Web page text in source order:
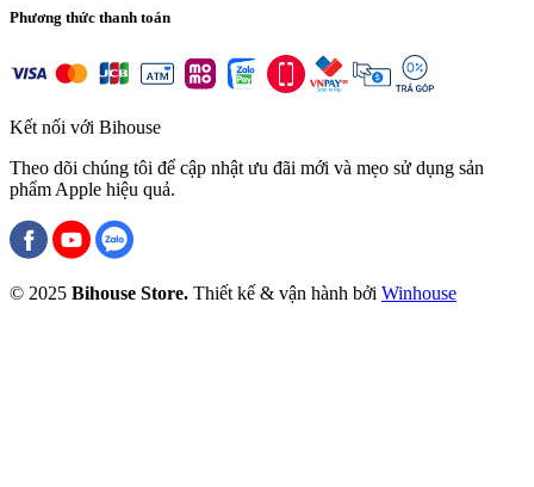
Phương thức thanh toán
Kết nối với Bihouse
Theo dõi chúng tôi để cập nhật ưu đãi mới và mẹo sử dụng sản
phẩm Apple hiệu quả.
© 2025 Bihouse Store. Thiết kế & vận hành bởi Winhouse